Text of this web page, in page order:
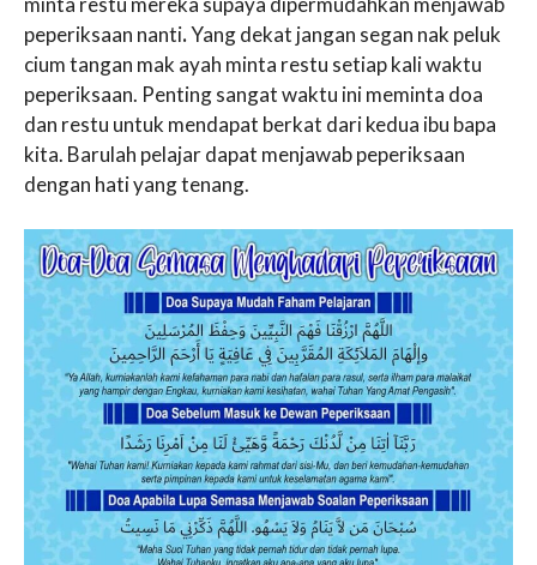
peperiksaan nanti.Yang dekat jangan segan nak peluk
cium tangan mak ayah minta restu setiap kali waktu
peperiksaan. Penting sangat waktu ini meminta doa
dan restu untuk mendapat berkat dari kedua ibu bapa
kita. Barulah pelajar dapat menjawab peperiksaan
dengan hati yang tenang.